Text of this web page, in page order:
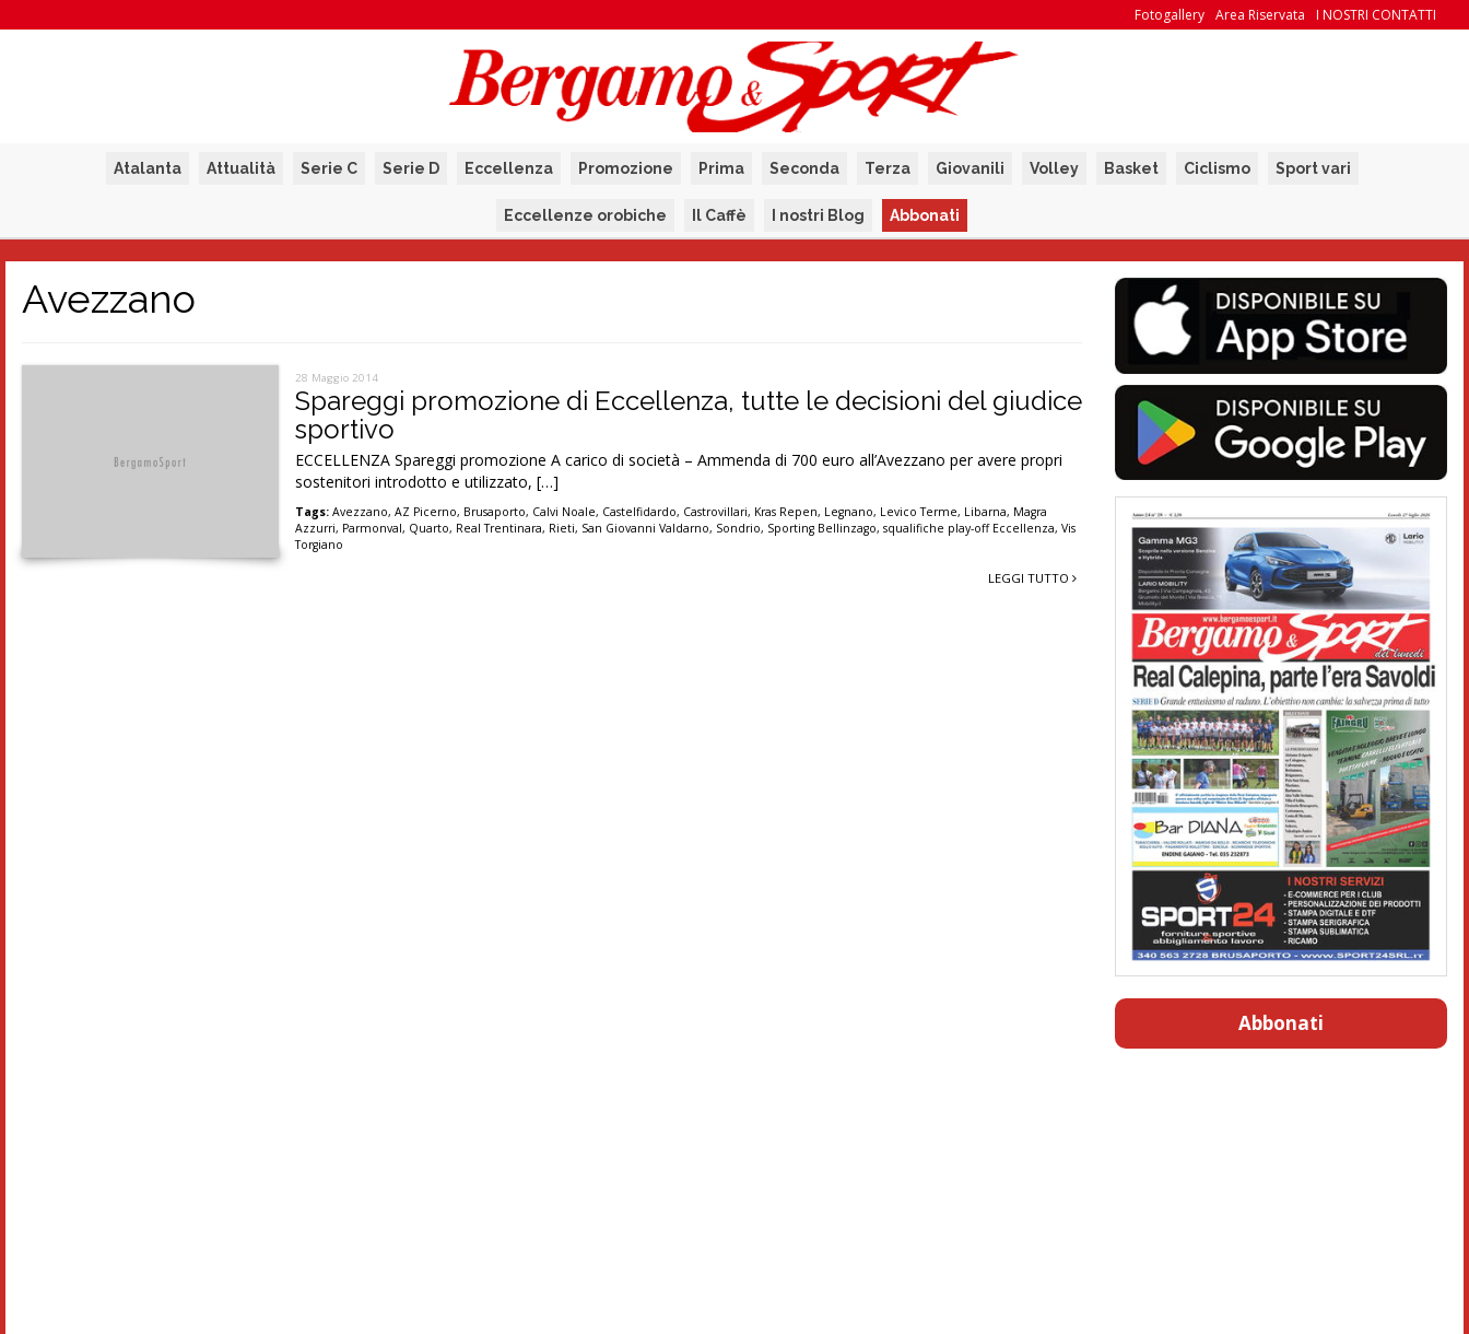
I NOSTRI CONTATTI
Area Riservata
Fotogallery
Atalanta Attualità Serie C Serie D Eccellenza Promozione Prima Seconda Terza Giovanili Volley Basket Ciclismo Sport vari
Eccellenze orobiche Il Caffè I nostri Blog Abbonati
Avezzano
28 Maggio 2014
Spareggi promozione di Eccellenza, tutte le decisioni del giudice
sportivo
ECCELLENZA Spareggi promozione A carico di società – Ammenda di 700 euro all’Avezzano per avere propri
sostenitori introdotto e utilizzato, […]
Tags: Avezzano,AZ Picerno, Brusaporto, Calvi Noale, Castelfidardo, Castrovillari, Kras Repen, Legnano, Levico Terme, Libarna, Magra
Azzurri, Parmonval, Quarto, Real Trentinara, Rieti, San Giovanni Valdarno, Sondrio, Sporting Bellinzago,squalifiche play-off Eccellenza,Vis
Torgiano
LEGGI TUTTO
Abbonati